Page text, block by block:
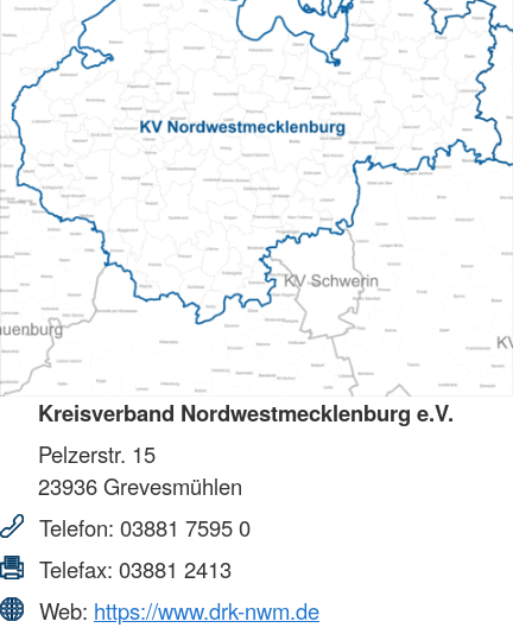
Kreisverband Nordwestmecklenburg e.V.
Pelzerstr. 15
23936Grevesmühlen
Telefon: 03881 7595 0
Telefax: 03881 2413
Web: https://www.drk-nwm.de